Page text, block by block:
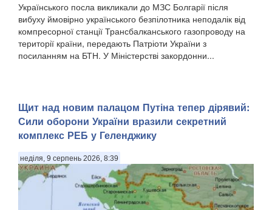
Українського посла викликали до МЗС Болгарії після
вибуху ймовірно українського безпілотника неподалік від
компресорної станції Трансбалканського газопроводу на
території країни, передають Патріоти України з
посиланням на БТН. У Міністерстві закордонни...
Щит над новим палацом Путіна тепер дірявий:
Сили оборони України вразили секретний
комплекс РЕБ у Геленджику
неділя, 9 серпень 2026, 8:39